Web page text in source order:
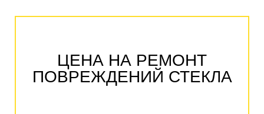
ЦЕНА НА РЕМОНТ
ПОВРЕЖДЕНИЙ СТЕКЛА